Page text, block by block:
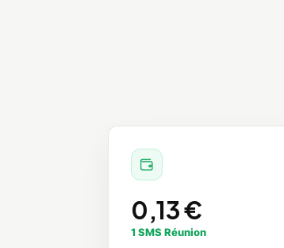
0,13 €
1 SMS Réunion